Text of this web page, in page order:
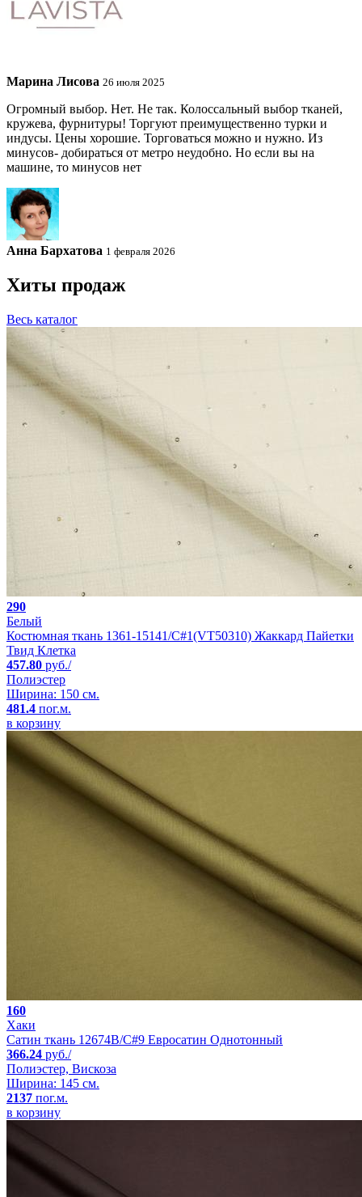
Марина Лисова 26 июля 2025
Огромный выбор. Нет. Не так. Колоссальный выбор тканей,
кружева, фурнитуры! Торгуют преимущественно турки и
индусы. Цены хорошие. Торговаться можно и нужно. Из
минусов- добираться от метро неудобно. Но если вы на
машине, то минусов нет
Анна Бархатова 1 февраля 2026
Хиты продаж
Весь каталог
290
Белый
Костюмная ткань 1361-15141/C#1(VT50310) Жаккард Пайетки
Твид Клетка
457.80 руб./
Полиэстер
Ширина: 150 см.
481.4 пог.м.
в корзину
160
Хаки
Сатин ткань 12674B/C#9 Евросатин Однотонный
366.24 руб./
Полиэстер, Вискоза
Ширина: 145 см.
2137 пог.м.
в корзину